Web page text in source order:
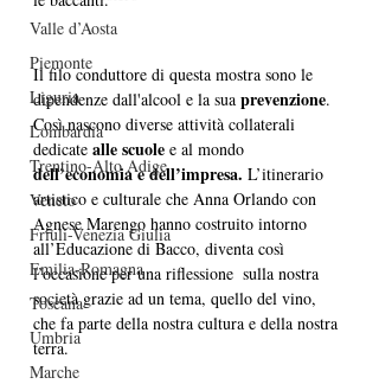
Valle d’Aosta
Piemonte
Liguria
Lombardia
Trentino-Alto Adige
Veneto
Friuli-Venezia Giulia
Emilia-Romagna
Toscana
Umbria
Marche
Il filo conduttore di questa mostra sono le
dipendenze dall'alcool e la sua prevenzione.
Così nascono diverse attività collaterali
dedicate alle scuole e al mondo
dell’economia e dell’impresa. L’itinerario
artistico e culturale che Anna Orlando con
Agnese Marengo hanno costruito intorno
all’Educazione di Bacco, diventa così
l’occasione per una riflessione  sulla nostra
società grazie ad un tema, quello del vino,
che fa parte della nostra cultura e della nostra
terra.